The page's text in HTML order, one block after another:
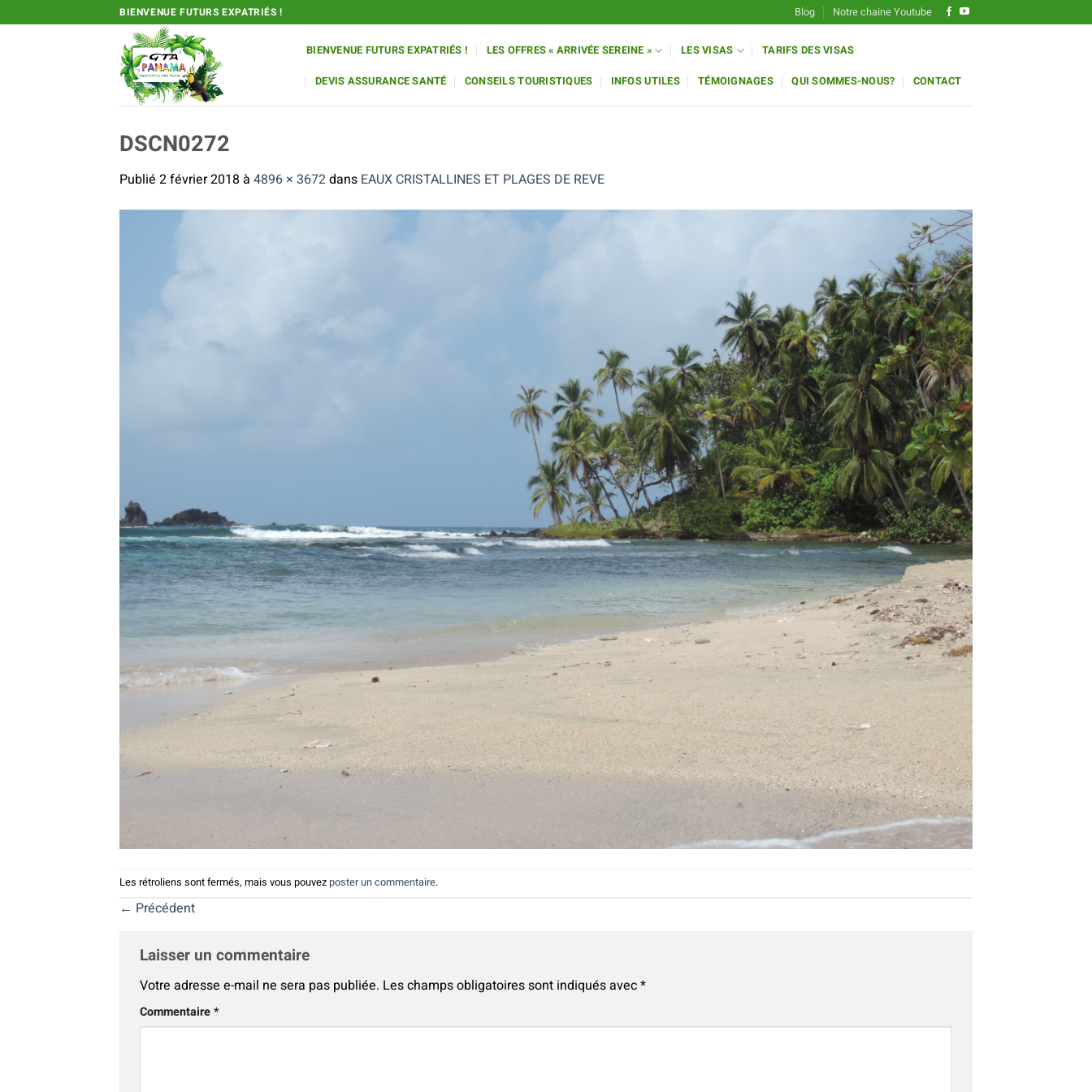
au
BIENVENUE FUTURS EXPATRIÉS ! Blog Notre chaine Youtube
BIENVENUE FUTURS EXPATRIÉS ! LES OFFRES « ARRIVÉE SEREINE » LES VISAS TARIFS DES VISAS
DEVIS ASSURANCE SANTÉ CONSEILS TOURISTIQUES INFOS UTILES TÉMOIGNAGES QUI SOMMES-NOUS? CONTACT
DSCN0272
Publié 2 février 2018 à 4896 × 3672dans EAUX CRISTALLINES ET PLAGES DE REVE
Les rétroliens sont fermés, mais vous pouvezposter un commentaire.
← Précédent
Laisser un commentaire
Votre adresse e-mail ne sera pas publiée. Les champs obligatoires sont indiqués avec*
Commentaire*
Alternative: